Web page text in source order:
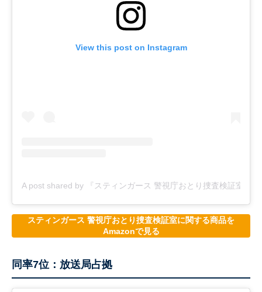
View this post on Instagram
A post shared by 『スティンガース 警視庁おとり捜査検証室』
スティンガース 警視庁おとり捜査検証室に関する商品を
Amazonで見る
同率7位：放送局占拠